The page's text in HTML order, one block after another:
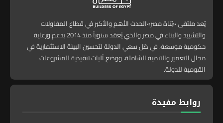
يُعد ملتقى «بُناة مصر»الحدث الأهم والأكبر في قطاع المقاولات
والتشييد والبناء في مصر والذي يُعقد سنوياً منذ 2014 بدعم ورعاية
حكومية موسعة، في ظل سعي الدولة لتحسين البيئة الاستثمارية في
مجال التعمير والتنمية الشاملة، ووضع آليات تنفيذية للمشروعات
القومية للدولة.
روابط مفيدة